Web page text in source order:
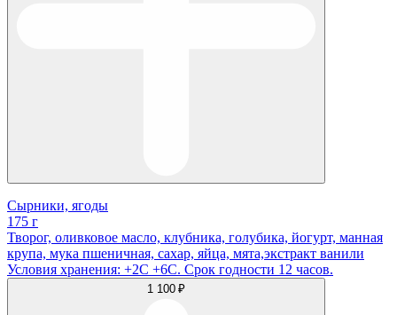
Сырники, ягоды
175 г
Творог, оливковое масло, клубника, голубика, йогурт, манная
крупа, мука пшеничная, сахар, яйца, мята,экстракт ванили
Условия хранения: +2С +6С. Срок годности 12 часов.
1 100 ₽